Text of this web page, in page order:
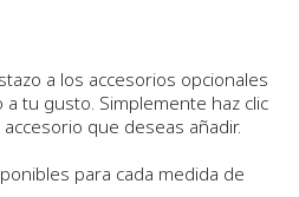
a los accesorios opcionales
tu gusto. Simplemente haz clic
que deseas añadir.
para cada medida de